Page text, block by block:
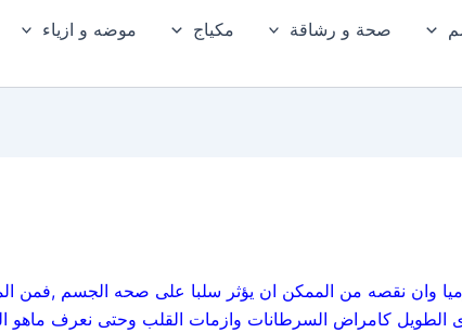
صحة و رشاقة مكياج موضه و ازياء
وان نقصه من الممكن ان يؤثر سلبا على صحه الجسم ,فمن
الطويل كامراض السرطانات وازمات القلب وحتى نعرف ماهو